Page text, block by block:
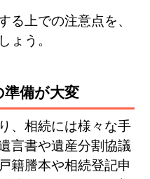
る上での注意点を、
ょう。
準備が大変
、相続には様々な手
言書や遺産分割協議
籍謄本や相続登記申